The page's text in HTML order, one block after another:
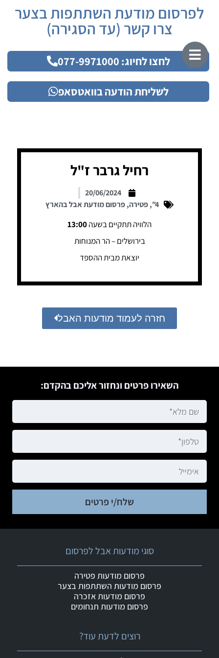
לפרסום מודעת השתתפות בצער
צרו קשר (עד הסגירה)
לחצו לחיוג: 077-9971000
לשליחת הודעה בוואטסאפ
רחיל גרבר ז"ל
20/06/2024
4"
,פטירה,פרסום מודעת אבל בהארץ
הלוויה תתקיים בשעה13:00
בירושלים – הר המנוחות
יוצאת מבית ההספד
חזרה לעמוד מודעות האבל
השאירו פרטים ונחזור אליכם בהקדם:
שלח/י פרטים
רוצים לדעת עוד?
סוגי מודעות אבל לפרסום
פרסום מודעות פטירה
פרסום מודעות השתתפות בצער
פרסום מודעות אזכרה
פרסום מודעות תנחומים